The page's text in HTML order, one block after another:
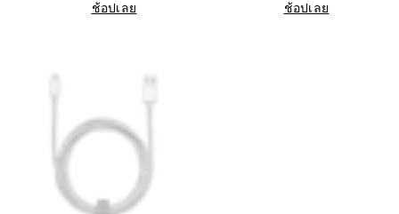
ช้อปเลย ช้อปเลย